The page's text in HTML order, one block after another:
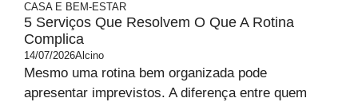
CASA E BEM-ESTAR
5 Serviços Que Resolvem O Que A Rotina
Complica
14/07/2026Alcino
Mesmo uma rotina bem organizada pode
apresentar imprevistos. A diferença entre quem